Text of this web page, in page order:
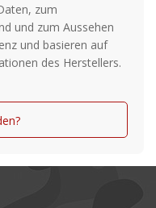
zum
und zum Aussehen
und basieren auf
des Herstellers.